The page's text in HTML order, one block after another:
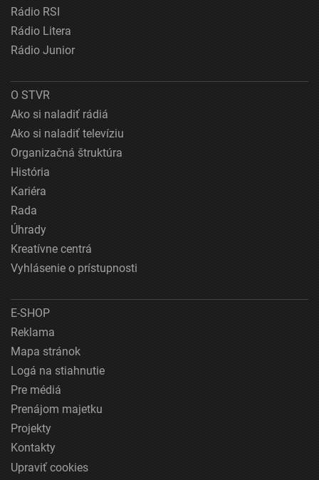
Rádio RSI
Rádio Litera
Rádio Junior
O STVR
Ako si naladiť rádiá
Ako si naladiť televíziu
Organizačná štruktúra
História
Kariéra
Rada
Úhrady
Kreatívne centrá
Vyhlásenie o prístupnosti
E-SHOP
Reklama
Mapa stránok
Logá na stiahnutie
Pre médiá
Prenájom majetku
Projekty
Kontakty
Upraviť cookies